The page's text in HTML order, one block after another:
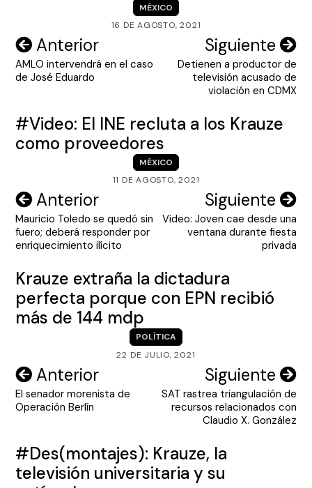
MÉXICO
16 DE AGOSTO, 2021
Navegación
de
Anterior
AMLO intervendrá en el caso
de José Eduardo
Siguiente
Detienen a productor de
televisión acusado de
violación en CDMX
#Video: El INE recluta a los Krauze
como proveedores
MÉXICO
11 DE AGOSTO, 2021
Navegación
de
entradas
Anterior
Mauricio Toledo se quedó sin
fuero; deberá responder por
enriquecimiento ilícito
Siguiente
Video: Joven cae desde una
ventana durante fiesta
privada
Krauze extraña la dictadura
perfecta porque con EPN recibió
más de 144 mdp
POLÍTICA
22 DE JULIO, 2021
Navegación
de
Anterior
El senador morenista de
Operación Berlín
Siguiente
SAT rastrea triangulación de
recursos relacionados con
Claudio X. González
#Des(montajes): Krauze, la
televisión universitaria y su